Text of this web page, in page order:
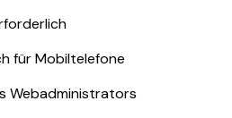
für Mobiltelefone
Webadministrators